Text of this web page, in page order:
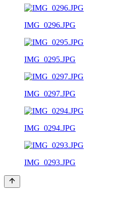
IMG_0296.JPG
IMG_0295.JPG
IMG_0297.JPG
IMG_0294.JPG
IMG_0293.JPG